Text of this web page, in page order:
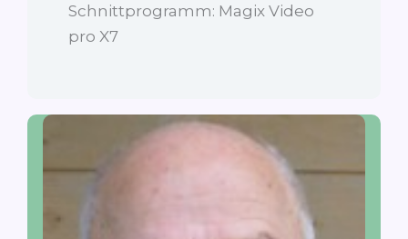
Schnittprogramm: Magix Video
pro X7